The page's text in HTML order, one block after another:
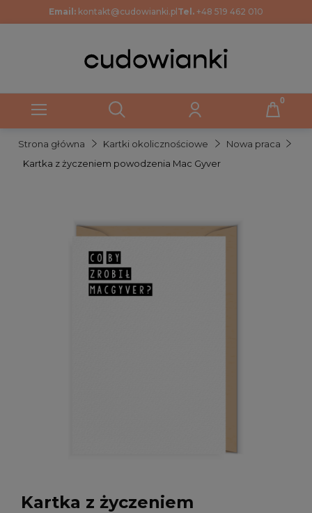
Email: kontakt@cudowianki.pl Tel. +48 519 462 010
Strona główna Kartki okolicznościowe
Nowa praca
Kartka z życzeniem powodzenia Mac Gyver
Kartka z życzeniem